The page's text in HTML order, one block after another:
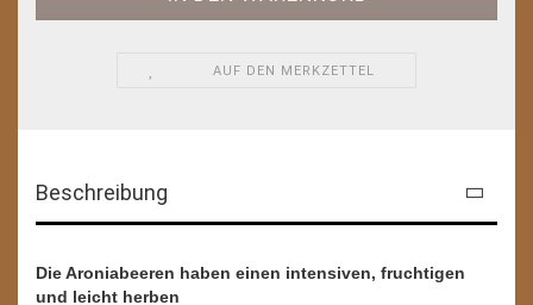
AUF DEN MERKZETTEL
Beschreibung
Die Aroniabeeren haben einen intensiven, fruchtigen
und leicht herben